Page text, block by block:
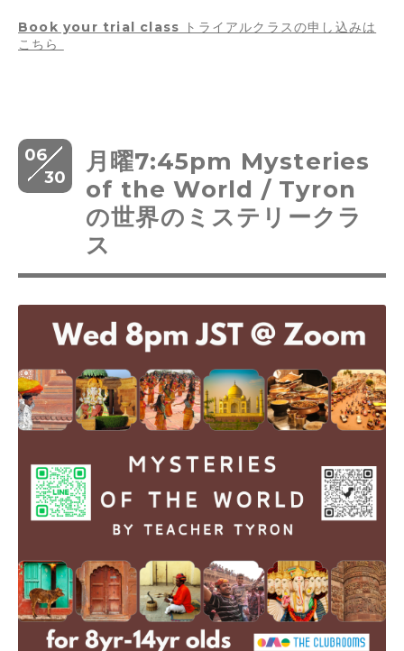
Book your trial class トライアルクラスの申し込みは
こちら
06
30
月曜7:45pm Mysteries
of the World / Tyron
の世界のミステリークラ
ス